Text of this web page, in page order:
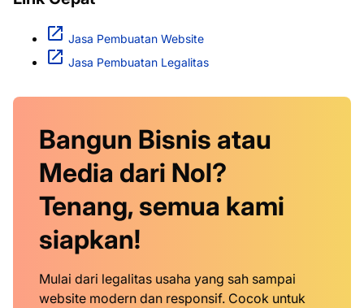
Jasa Pembuatan Website
Jasa Pembuatan Legalitas
Bangun Bisnis atau
Media dari Nol?
Tenang, semua kami
siapkan!
Mulai dari legalitas usaha yang sah sampai
website modern dan responsif. Cocok untuk